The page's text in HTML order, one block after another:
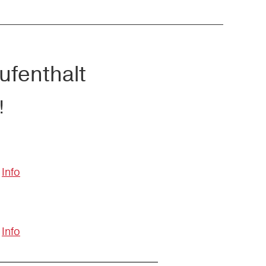
Info
Info